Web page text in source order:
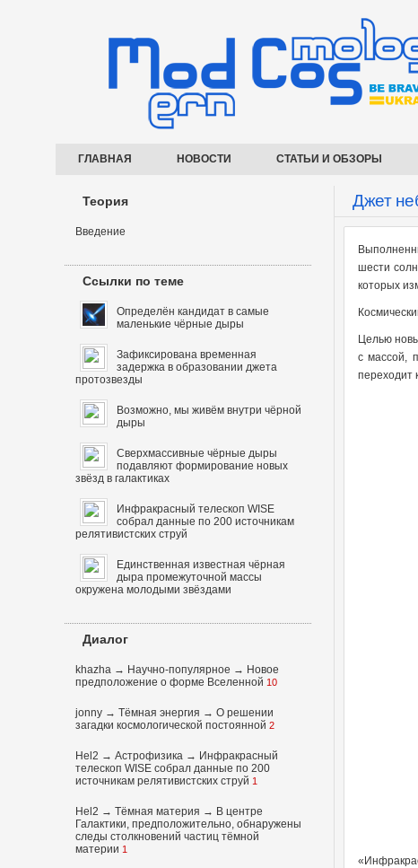
ГЛАВНАЯ НОВОСТИ СТАТЬИ И ОБЗОРЫ
Джет
шести
которых
Целью
с массой,
переходит
Теория
Введение
Ссылки по теме
Определён кандидат в самые
маленькие чёрные дыры
Зафиксирована временная
задержка в образовании джета
протозвезды
Возможно, мы живём внутри чёрной
дыры
Сверхмассивные чёрные дыры
подавляют формирование новых
звёзд в галактиках
Инфракрасный телескоп WISE
собрал данные по 200 источникам
релятивистских струй
Единственная известная чёрная
дыра промежуточной массы
окружена молодыми звёздами
Диалог
khazha → Научно-популярное → Новое
предположение о форме Вселенной 10
jonny → Тёмная энергия → О решении
загадки космологической постоянной 2
Hel2 → Астрофизика → Инфракрасный
телескоп WISE собрал данные по 200
источникам релятивистских струй 1
Hel2 → Тёмная материя → В центре
Галактики, предположительно, обнаружены
следы столкновений частиц тёмной
материи 1